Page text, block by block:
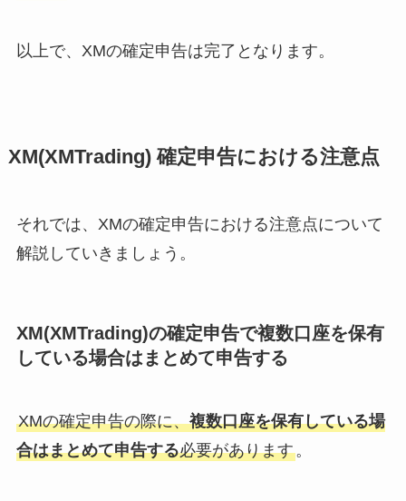
以上で、XMの確定申告は完了となります。
XM(XMTrading) 確定申告における注意点
それでは、XMの確定申告における注意点について
解説していきましょう。
XM(XMTrading)の確定申告で複数口座を保有
している場合はまとめて申告する
XMの確定申告の際に、複数口座を保有している場
合はまとめて申告する必要があります。